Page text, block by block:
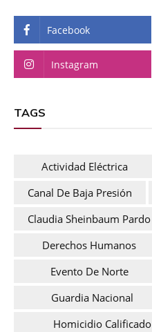
Facebook
Instagram
TAGS
Actividad Eléctrica
Canal De Baja Presión
Claudia Sheinbaum Pardo
Derechos Humanos
Evento De Norte
Guardia Nacional
Homicidio Calificado